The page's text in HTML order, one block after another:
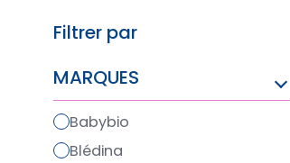
Filtrer par
MARQUES
babybio
blédina